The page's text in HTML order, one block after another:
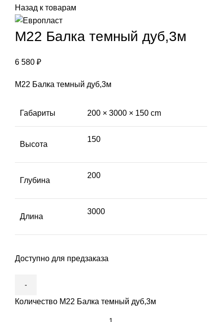
Назад к товарам
М22 Балка темный дуб,3м
6 580 ₽
М22 Балка темный дуб,3м
Габариты 200 × 3000 × 150 cm
Высота
150
Глубина
200
Длина
3000
Доступно для предзаказа
Количество М22 Балка темный дуб,3м